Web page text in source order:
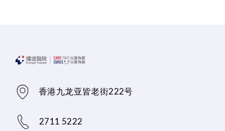
香港九龙亚皆老街222号
2711 5222